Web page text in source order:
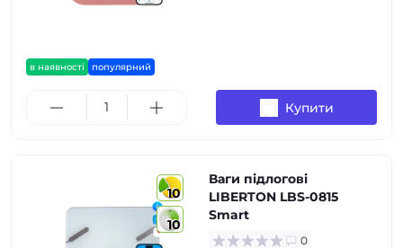
в наявності популярний
Купити
10
10
Ваги підлогові
LIBERTON LBS-0815
Smart
0